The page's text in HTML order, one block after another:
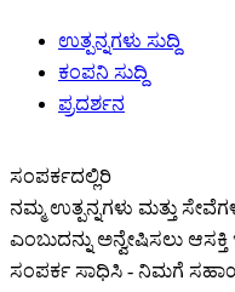
ಉತ್ಪನ್ನಗಳು ಸುದ್ದಿ
ಕಂಪನಿ ಸುದ್ದಿ
ಪ್ರದರ್ಶನ
ಸಂಪರ್ಕದಲ್ಲಿರಿ
ನಮ್ಮ ಉತ್ಪನ್ನಗಳು ಮತ್ತು
ಎಂಬುದನ್ನು ಅನ್ವೇಷಿಸಲು
ಸಂಪರ್ಕ ಸಾಧಿಸಿ - ನಿಮಗೆ ಸಹಾಯ